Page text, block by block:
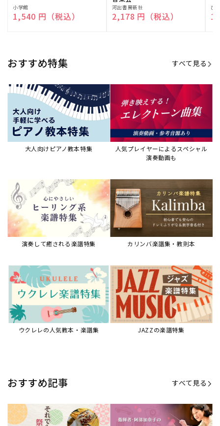
JAZZの楽譜特集
おすすめ記事 すべて見る
【第20回公開】なぜ人々は祭りを
必要とするのか？祭りの今を見つ
める現地ルポ
【第16回公開】ヨーロッパを拠点
に世界を駆けまわる阿部加奈子の
今に迫る
「できた！」があふれる！『生徒
指導の教科書』
イブ＆トークレポート